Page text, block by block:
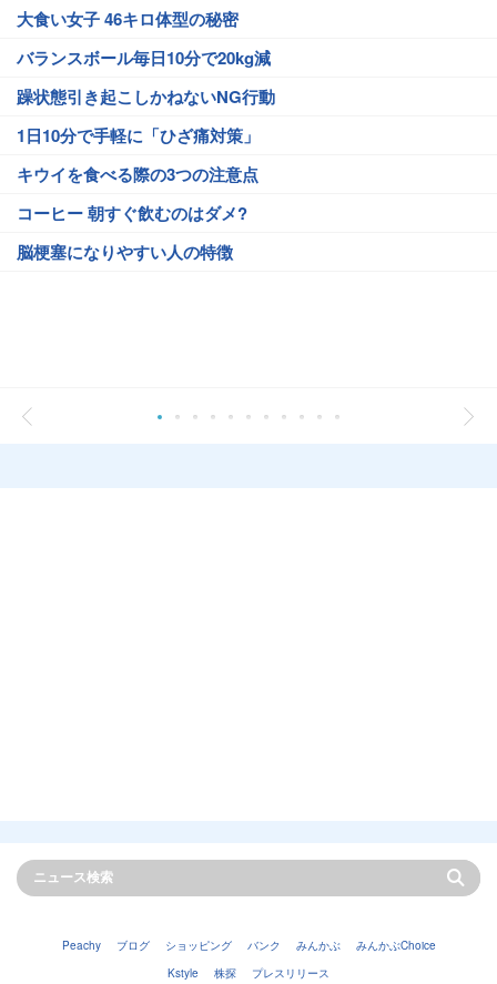
大食い女子 46キロ体型の秘密
バランスボール毎日10分で20kg減
躁状態引き起こしかねないNG行動
1日10分で手軽に「ひざ痛対策」
キウイを食べる際の3つの注意点
コーヒー 朝すぐ飲むのはダメ?
脳梗塞になりやすい人の特徴
Peachy ブログ ショッピング バンク みんかぶ
みんかぶChoice
Kstyle
株探 プレスリリース